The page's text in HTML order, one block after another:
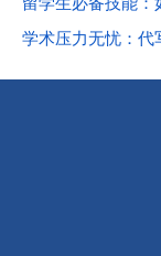
学术压力无忧：代